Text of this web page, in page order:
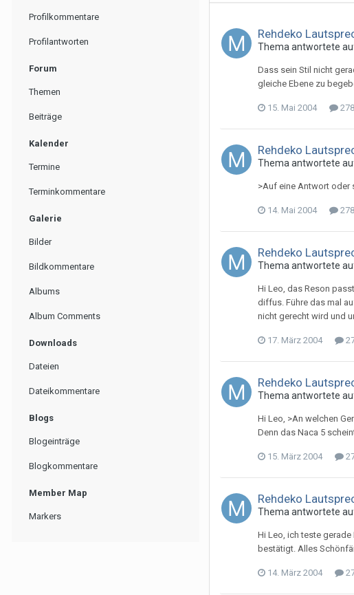
Profilkommentare
Profilantworten
Forum
Themen
Beiträge
Kalender
Termine
Terminkommentare
Galerie
Bilder
Bildkommentare
Albums
Album Comments
Downloads
Dateien
Dateikommentare
Blogs
Blogeinträge
Blogkommentare
Member Map
Markers
Rehdeko
Thema antwortete
Dass sein Stil nicht
gleiche Ebene zu
15. Mai 2004
Rehdeko
Thema antwortete
>Auf eine Antwort oder
14. Mai 2004
Rehdeko
Thema antwortete
Hi Leo, das Reson
diffus. Führe das mal
nicht gerecht wird und
17. März 2004
Rehdeko
Thema antwortete
Hi Leo, >An welchen
Denn das Naca 5
15. März 2004
Rehdeko
Thema antwortete
Hi Leo, ich teste
bestätigt. Alles
14. März 2004